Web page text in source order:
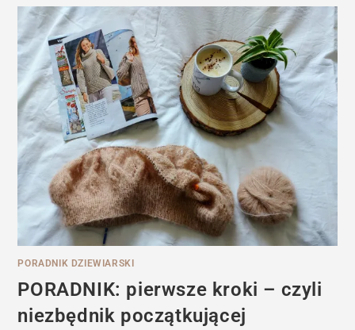
PORADNIK DZIEWIARSKI
PORADNIK: pierwsze kroki – czyli
niezbędnik początkującej